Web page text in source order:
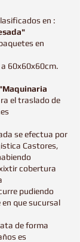
en :
en
60x60x60cm.
"Maquinaria
el traslado de
se efectua por
Castores,
cobertura
pudiendo
que sucursal
de forma
es